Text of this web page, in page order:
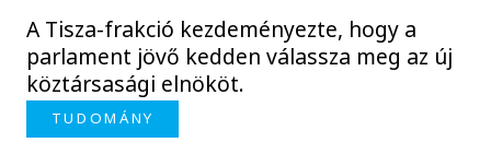
A Tisza-frakció kezdeményezte, hogy a
parlament jövő kedden válassza meg az új
köztársasági elnököt.
TUDOMÁNY